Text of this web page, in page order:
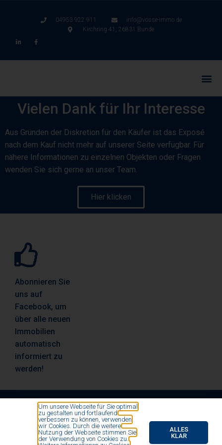
04953 922 911
info@vosse-immo.de
Kirchring 41, 26831 Bunde
Vielen Dank für Ihr Interesse
Aus Gründen der Diskretion für den Käufer ist das Exposé
nach dem Kauf nicht mehr auf unserer Seite verfügbar. Für
nähere Informationen zu einzelnen Objekten oder Fragen
wenden Sie sich gerne an unser Team.
Hier klicken
Abonnieren Sie
uns auf
Facebook, um
über alle neuen
Immobilien
automatisch
informiert zu
werden!
© All rights reserved by Vosse Immobilien- und
Finanzierungsmakler 2020
Um unsere Webseite für Sie optimal
zu gestalten und fortlaufend
verbessern zu können, verwenden
wir Cookies. Durch die weitere
Nutzung der Webseite stimmen Sie
der Verwendung von Cookies zu.
ALLES
KLAR